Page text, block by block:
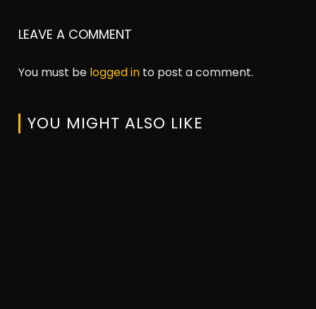
LEAVE A COMMENT
You must be logged in to post a comment.
YOU MIGHT ALSO LIKE